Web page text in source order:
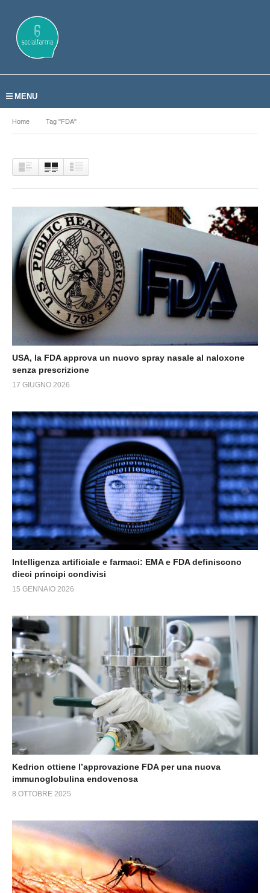
MENU
Home Tag "FDA"
USA, la FDA approva un nuovo spray nasale al naloxone
senza prescrizione
17 GIUGNO 2026
Intelligenza artificiale e farmaci: EMA e FDA definiscono
dieci principi condivisi
15 GENNAIO 2026
Kedrion ottiene l’approvazione FDA per una nuova
immunoglobulina endovenosa
8 OTTOBRE 2025